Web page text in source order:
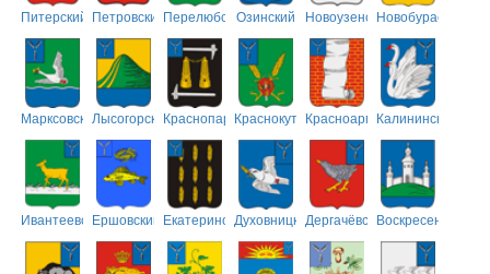
Питерский ПетровскийПерелюбскийОзинский НовоузенскийНовобурасский
МарксовскийЛысогорскийКраснопартизанский
КраснокутскийКрасноармейский
Калининский
ИвантеевскийЕршовский ЕкатериновскийДуховницкийДергачёвскийВоскресенский